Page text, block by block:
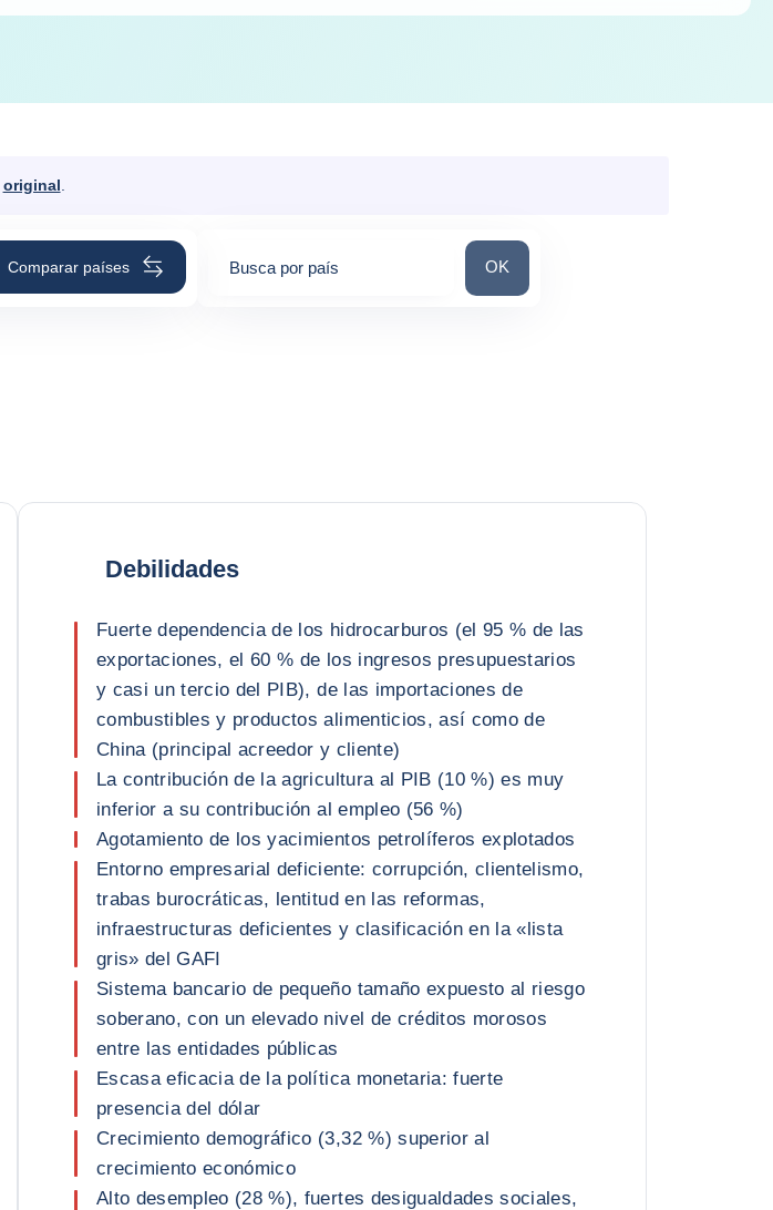
original
Comparar países Busca por país Busca por país
OK
Debilidades
Fuerte dependencia de los hidrocarburos (el 95 % de las
exportaciones, el 60 % de los ingresos presupuestarios
y casi un tercio del PIB), de las importaciones de
combustibles y productos alimenticios, así como de
China (principal acreedor y cliente)
La contribución de la agricultura al PIB (10 %) es muy
inferior a su contribución al empleo (56 %)
Agotamiento de los yacimientos petrolíferos explotados
Entorno empresarial deficiente: corrupción, clientelismo,
trabas burocráticas, lentitud en las reformas,
infraestructuras deficientes y clasificación en la «lista
gris» del GAFI
Sistema bancario de pequeño tamaño expuesto al riesgo
soberano, con un elevado nivel de créditos morosos
entre las entidades públicas
Escasa eficacia de la política monetaria: fuerte
presencia del dólar
Crecimiento demográfico (3,32 %) superior al
crecimiento económico
Alto desempleo (28 %), fuertes desigualdades sociales,